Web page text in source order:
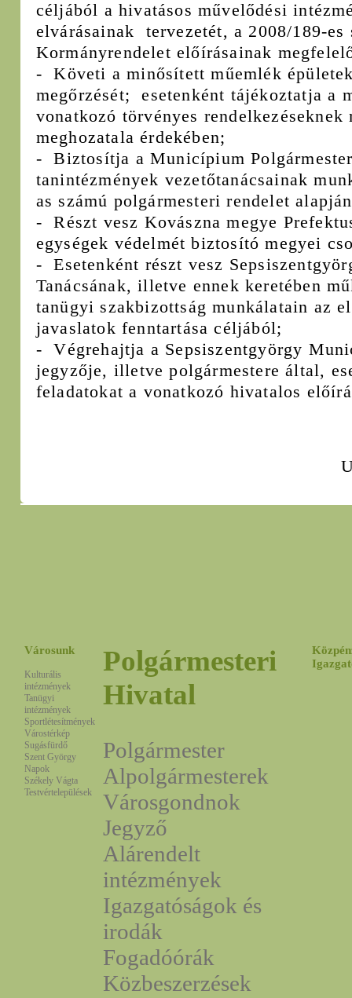
céljából a hivatásos művelődési
elvárásainak tervezetét, a 2008/189-es
Kormányrendelet előírásainak
- Követi a minősített műemlék
megőrzését; esetenként tájékoztatja a
vonatkozó törvényes
meghozatala érdekében;
- Biztosítja a Municípium
tanintézmények vezetőtanácsainak
as számú polgármesteri rendelet
- Részt vesz Kovászna megye
egységek védelmét biztosító megyei
- Esetenként részt vesz
Tanácsának, illetve ennek keretében
tanügyi szakbizottság munkálatain az
javaslatok fenntartása céljából;
- Végrehajtja a Sepsiszentgyörgy
jegyzője, illetve polgármestere által,
feladatokat a vonatkozó hivatalos
Városunk
Kulturális
intézmények
Tanügyi
intézmények
Sportlétesítmények
Várostérkép
Sugásfürdő
Szent György
Napok
Székely Vágta
Testvértelepülések
Polgármesteri
Hivatal
Polgármester
Alpolgármesterek
Városgondnok
Jegyző
Alárendelt
intézmények
Igazgatóságok és
irodák
Fogadóórák
Közbeszerzések